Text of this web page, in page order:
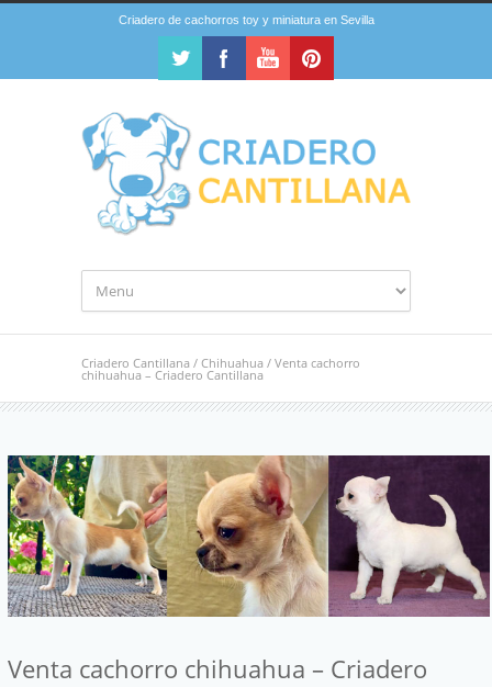
Criadero de cachorros toy y miniatura en Sevilla
Criadero Cantillana / Chihuahua / Venta cachorro
chihuahua – Criadero Cantillana
Venta cachorro chihuahua – Criadero